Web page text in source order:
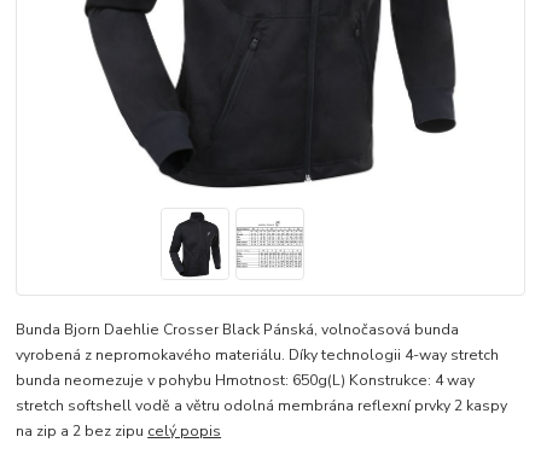
Bunda Bjorn Daehlie Crosser Black Pánská, volnočasová bunda
vyrobená z nepromokavého materiálu. Díky technologii 4-way stretch
bunda neomezuje v pohybu Hmotnost: 650g(L) Konstrukce: 4 way
stretch softshell vodě a větru odolná membrána reflexní prvky 2 kaspy
na zip a 2 bez zipu celý popis